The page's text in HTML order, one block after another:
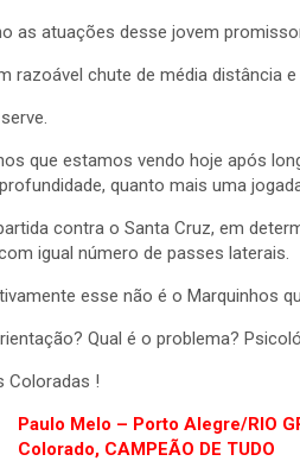
as atuações desse jovem
razoável chute de média distância
que estamos vendo hoje após
quanto mais uma
contra o Santa Cruz, em
igual número de passes laterais.
esse não é o Marquinhos
Qual é o problema?
Coloradas !
Paulo Melo – Porto Alegre/RIO
Colorado, CAMPEÃO DE TUDO